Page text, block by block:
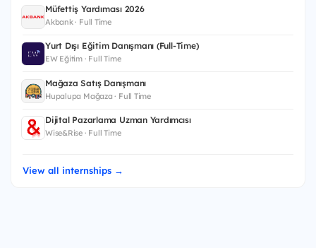
Müfettiş Yardımcısı 2026
Akbank · Full Time
Yurt Dışı Eğitim Danışmanı (Full-Time)
EW Eğitim · Full Time
Mağaza Satış Danışmanı
Hupalupa Mağaza · Full Time
Dijital Pazarlama Uzman Yardımcısı
Wise&Rise · Full Time
View all internships →